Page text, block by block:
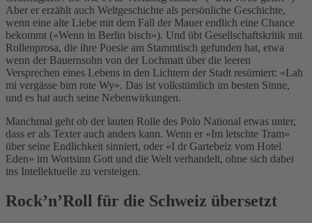
Aber er erzählt auch Weltgeschichte als persönliche Geschichte,
wenn eine alte Liebe mit dem Fall der Mauer endlich eine Chance
bekommt («Wenn in Berlin bisch»). Und übt Gesellschaftskritik mit
Rollenprosa, die ihre Poesie am Stammtisch gefunden hat, etwa
wenn der Bauernsohn von der Lochmatt über die leeren
Versprechen eines Lebens in den Lichtern der Stadt resümiert: «Lah
mi vergässe bim rote Wy». Das ist volkstümlich im besten Sinne,
und es hat auch seine Nebenwirkungen.
Manchmal geht ob der lauten Rolle des Polo National etwas unter,
dass er als Texter auch anders kann. Wenn er «Im letschte Tram»
über seine Endlichkeit sinniert, oder «I dr Gartebeiz vom Hotel
Eden» im Wortsinn Gott und die Welt verhandelt, ohne sich dabei
ins Intellektuelle zu versteigen.
Rock’n’Roll für die Schweiz übersetzt